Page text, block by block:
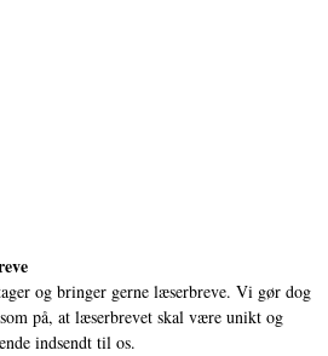
og bringer gerne læserbreve. Vi gør dog
på, at læserbrevet skal være unikt og
indsendt til os.